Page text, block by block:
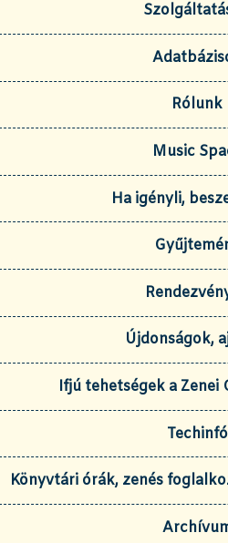
Rólunk
Music
Ha igényli,
Újdonságok,
Ifjú tehetségek a Zenei
Techinfó
Könyvtári órák, zenés